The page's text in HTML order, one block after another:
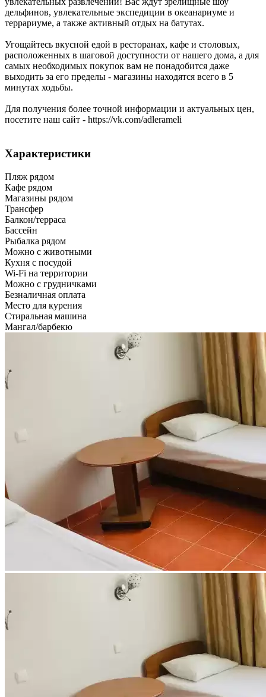
дельфинов, увлекательные экспедиции в океанариуме и
террариуме, а также активный отдых на батутах.
Угощайтесь вкусной едой в ресторанах, кафе и столовых,
расположенных в шаговой доступности от нашего дома, а для
самых необходимых покупок вам не понадобится даже
выходить за его пределы - магазины находятся всего в 5
минутах ходьбы.
Для получения более точной информации и актуальных цен,
посетите наш сайт - https://vk.com/adlerameli
Характеристики
Пляж рядом
Кафе рядом
Магазины рядом
Трансфер
Балкон/терраса
Бассейн
Рыбалка рядом
Можно с животными
Кухня с посудой
Wi-Fi на территории
Можно с грудничками
Безналичная оплата
Место для курения
Стиральная машина
Мангал/барбекю